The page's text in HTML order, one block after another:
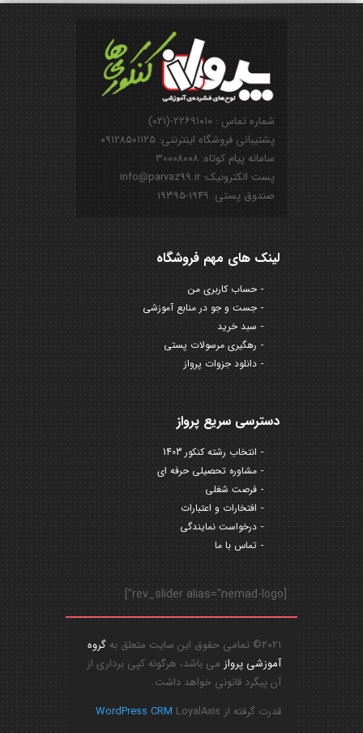
شماره تماس : ۲۲۶۹۱۰۱۰-(۰۲۱)
پشتیبانی فروشگاه اینترنتی: ۰۹۱۲۸۵۰۱۱۲۵
سامانه پیام کوتاه: ۳۰۰۰۸۰۰۸
پست الکترونیک: info@parvaz99.ir
صندوق پستی: ۱۹۴۹-۱۹۳۹۵
لینک های مهم فروشگاه
حساب کاربری من
جست و جو در منابع آموزشی
سبد خرید
رهگیری مرسولات پستی
دانلود جزوات پرواز
دسترسی سریع پرواز
انتخاب رشته کنکور 1403
مشاوره تحصیلی حرفه ای
فرصت شغلی
افتخارات و اعتبارات
درخواست نمایندگی
تماس با ما
[rev_slider alias="nemad-logo"]
2021© تمامی حقوق این سایت متعلق به
گروه
آموزشی پروازمی باشد، هرگونه کپی برداری از
آن پیگرد قانونی خواهد داشت.
قدرت گرفته از
WordPress CRM LoyalAxis